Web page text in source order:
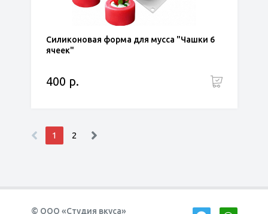
Силиконовая форма для мусса "Чашки 6
ячеек"
400 р.
1 2
© ООО «Студия вкуса»